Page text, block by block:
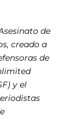
de
creado a
de
y el